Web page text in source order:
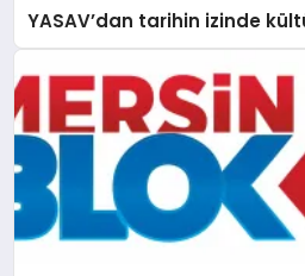
YASAV’dan tarihin izinde